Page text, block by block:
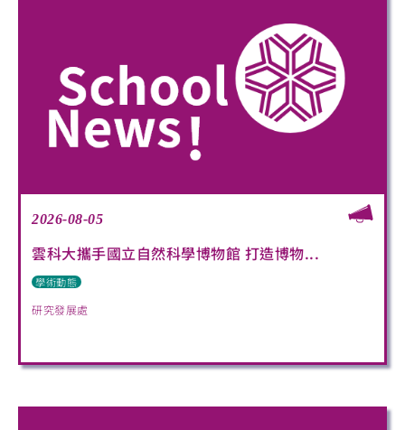
2026-08-05
雲科大攜手國立自然科學博物館 打造博物...
學術動態
研究發展處